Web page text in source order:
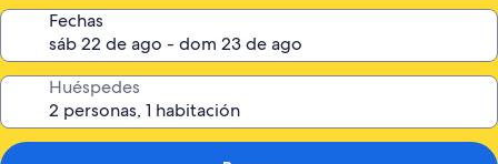
Fechas
Huéspedes